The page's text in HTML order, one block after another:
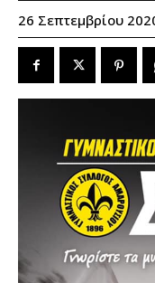
26 Σεπτεμβρίου